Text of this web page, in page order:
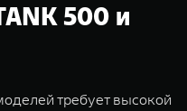
500 и
требует высокой